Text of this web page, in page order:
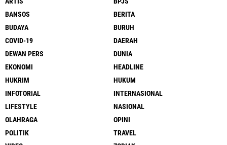
BANSOS
BERITA
BUDAYA
BURUH
COVID-19
DAERAH
DEWAN PERS
DUNIA
EKONOMI
HEADLINE
HUKRIM
HUKUM
INFOTORIAL
INTERNASIONAL
LIFESTYLE
NASIONAL
OLAHRAGA
OPINI
POLITIK
TRAVEL